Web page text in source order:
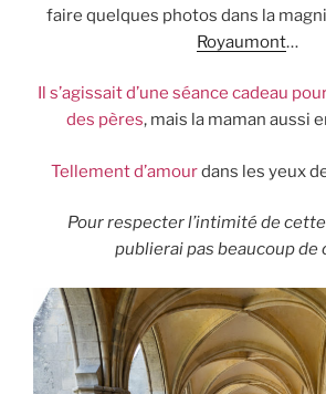
faire quelques photos dans la
Royaumont…
Il s’agissait d’une séance cadeau
des pères, mais la maman aussi
Tellement d’amourdans les yeux
Pour respecter l’intimité de
publierai pas beaucoup de